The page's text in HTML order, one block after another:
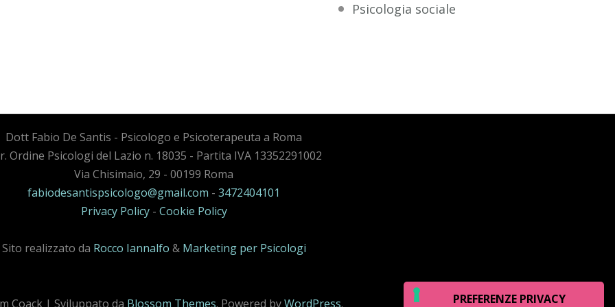
Psicologia sociale
Dott Fabio De Santis - Psicologo e Psicoterapeuta a Roma
Ordine Psicologi del Lazio n. 18035 - Partita IVA 13352291002
Via Chisimaio, 29 - 00199 Roma
fabiodesantispsicologo@gmail.com - 3472404101
Privacy Policy- Cookie Policy
Sito realizzato da Rocco Iannalfo & Marketing per Psicologi
Coack | Sviluppato da Blossom Themes. Powered byWordPress.